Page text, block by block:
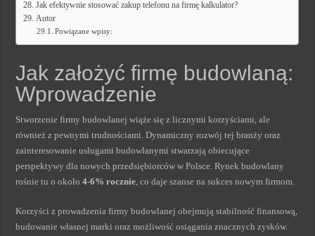
Jak efektywnie stosować zakup telefonu na firmę kalkulator?
Autor
Powiązane wpisy:
Jak założyć firmę budowlaną:
Wprowadzenie
Stworzenie firmy budowlanej wiąże się z licznymi korzyściami, ale
również z pewnymi trudnościami. Dynamiczny rozwój tej branży oraz
zainteresowanie usługami budowlanymi stwarzają obiecujące
perspektywy dla nowych przedsiębiorców w Polsce. Rynek budowlany
rośnie tu o około4-6% rocznie, co daje szanse na sukces nowym firmom.
Korzyści z prowadzenia firmy budowlanej obejmują stabilność finansową,
budowanie własnej marki oraz możliwość osiągania znacznych zysków.